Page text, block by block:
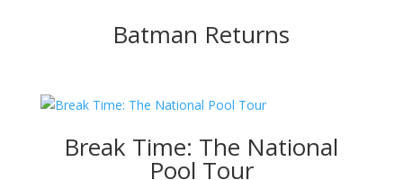
Batman Returns
Break Time: The National
Pool Tour